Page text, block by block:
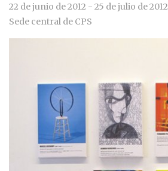
22 de junio de 2012 - 25 de julio de 2012
Sede central de CPS